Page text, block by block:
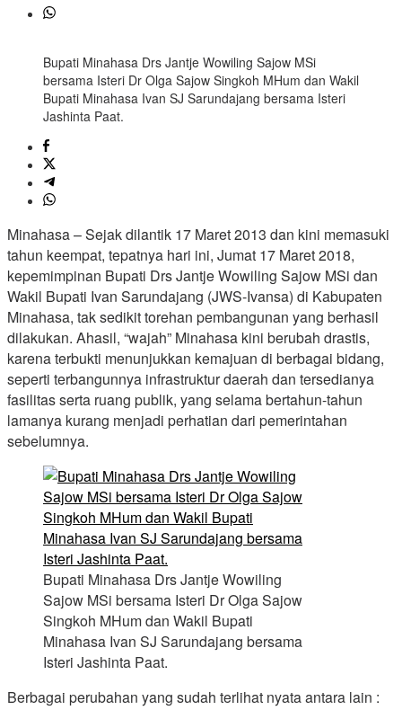
Bupati Minahasa Drs Jantje Wowiling Sajow MSi
bersama Isteri Dr Olga Sajow Singkoh MHum dan Wakil
Bupati Minahasa Ivan SJ Sarundajang bersama Isteri
Jashinta Paat.
Minahasa – Sejak dilantik 17 Maret 2013 dan kini memasuki
tahun keempat, tepatnya hari ini, Jumat 17 Maret 2018,
kepemimpinan Bupati Drs Jantje Wowiling Sajow MSi dan
Wakil Bupati Ivan Sarundajang (JWS-Ivansa) di Kabupaten
Minahasa, tak sedikit torehan pembangunan yang berhasil
dilakukan. Ahasil, “wajah” Minahasa kini berubah drastis,
karena terbukti menunjukkan kemajuan di berbagai bidang,
seperti terbangunnya infrastruktur daerah dan tersedianya
fasilitas serta ruang publik, yang selama bertahun-tahun
lamanya kurang menjadi perhatian dari pemerintahan
sebelumnya.
Bupati Minahasa Drs Jantje Wowiling
Sajow MSi bersama Isteri Dr Olga Sajow
Singkoh MHum dan Wakil Bupati
Minahasa Ivan SJ Sarundajang bersama
Isteri Jashinta Paat.
Berbagai perubahan yang sudah terlihat nyata antara lain :